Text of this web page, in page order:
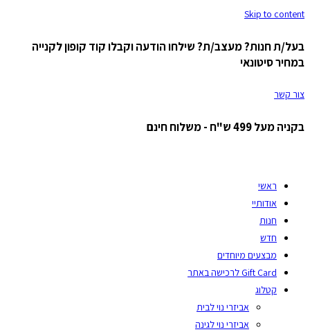
Skip to content
בעל/ת חנות? מעצב/ת? שילחו הודעה וקבלו קוד קופון לקנייה
במחיר סיטונאי
צור קשר
בקניה מעל 499 ש"ח - משלוח חינם
ראשי
אודותיי
חנות
חדש
מבצעים מיוחדים
Gift Card לרכישה באתר
קטלוג
אביזרי נוי לבית
אביזרי נוי לגינה